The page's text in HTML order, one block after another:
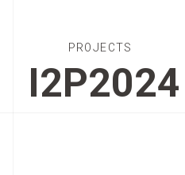
PROJECTS
I2P2024